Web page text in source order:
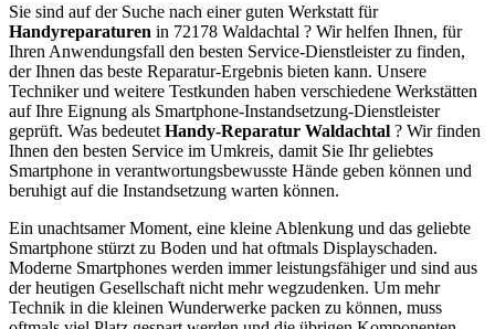
Sie sind auf der Suche nach einer guten Werkstatt für
Handyreparaturen in 72178 Waldachtal ? Wir helfen Ihnen, für
Ihren Anwendungsfall den besten Service-Dienstleister zu finden,
der Ihnen das beste Reparatur-Ergebnis bieten kann. Unsere
Techniker und weitere Testkunden haben verschiedene Werkstätten
auf Ihre Eignung als Smartphone-Instandsetzung-Dienstleister
geprüft. Was bedeutet Handy-Reparatur Waldachtal ? Wir finden
Ihnen den besten Service im Umkreis, damit Sie Ihr geliebtes
Smartphone in verantwortungsbewusste Hände geben können und
beruhigt auf die Instandsetzung warten können.
Ein unachtsamer Moment, eine kleine Ablenkung und das geliebte
Smartphone stürzt zu Boden und hat oftmals Displayschaden.
Moderne Smartphones werden immer leistungsfähiger und sind aus
der heutigen Gesellschaft nicht mehr wegzudenken. Um mehr
Technik in die kleinen Wunderwerke packen zu können, muss